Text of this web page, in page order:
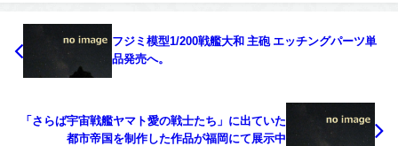
フジミ模型1/200戦艦大和 主砲 エッチングパーツ単
品発売へ。
「さらば宇宙戦艦ヤマト愛の戦士たち」に出ていた
都市帝国を制作した作品が福岡にて展示中